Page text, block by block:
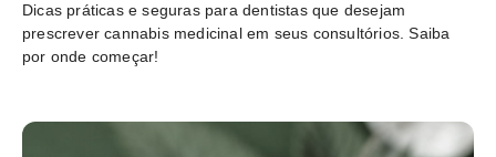
Dicas práticas e seguras para dentistas que desejam
prescrever cannabis medicinal em seus consultórios. Saiba
por onde começar!